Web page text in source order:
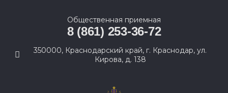
Общественная приемная
8 (861) 253-36-72
350000, Краснодарский край, г. Краснодар, ул.
Кирова, д. 138